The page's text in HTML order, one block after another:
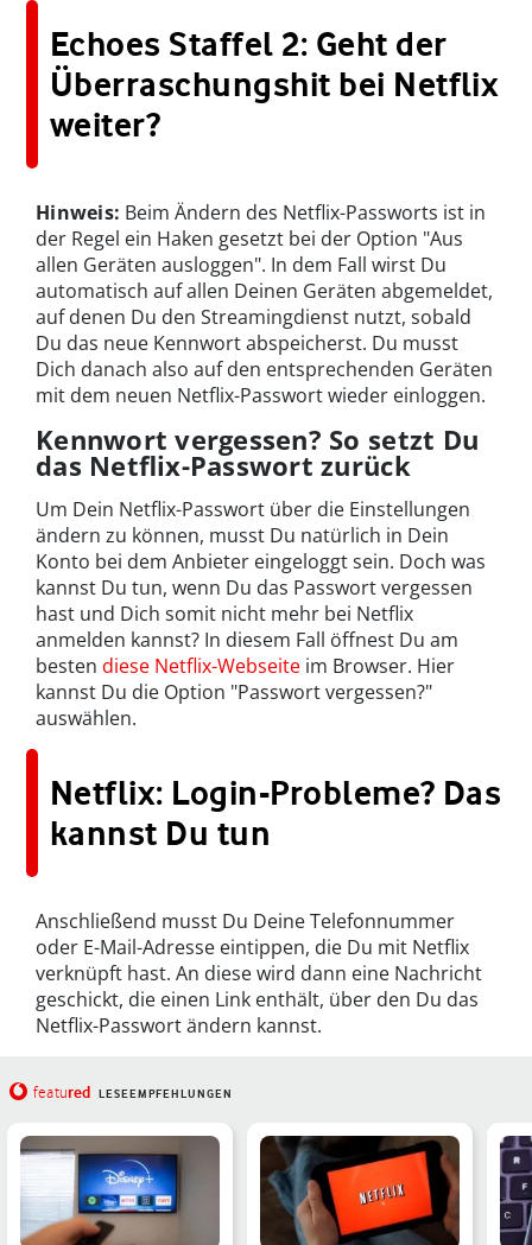
Echoes Staffel 2: Geht der
Überraschungshit bei Netflix
weiter?
Hinweis: Beim Ändern des Netflix-Passworts ist in
der Regel ein Haken gesetzt bei der Option "Aus
allen Geräten ausloggen". In dem Fall wirst Du
automatisch auf allen Deinen Geräten abgemeldet,
auf denen Du den Streamingdienst nutzt, sobald
Du das neue Kennwort abspeicherst. Du musst
Dich danach also auf den entsprechenden Geräten
mit dem neuen Netflix-Passwort wieder einloggen.
Kennwort vergessen? So setzt Du
das Netflix-Passwort zurück
Um Dein Netflix-Passwort über die Einstellungen
ändern zu können, musst Du natürlich in Dein
Konto bei dem Anbieter eingeloggt sein. Doch was
kannst Du tun, wenn Du das Passwort vergessen
hast und Dich somit nicht mehr bei Netflix
anmelden kannst? In diesem Fall öffnest Du am
besten diese Netflix-Webseite im Browser. Hier
kannst Du die Option "Passwort vergessen?"
auswählen.
Netflix: Login-Probleme? Das
kannst Du tun
Anschließend musst Du Deine Telefonnummer
oder E-Mail-Adresse eintippen, die Du mit Netflix
verknüpft hast. An diese wird dann eine Nachricht
geschickt, die einen Link enthält, über den Du das
Netflix-Passwort ändern kannst.
featured LESEEMPFEHLUNGEN